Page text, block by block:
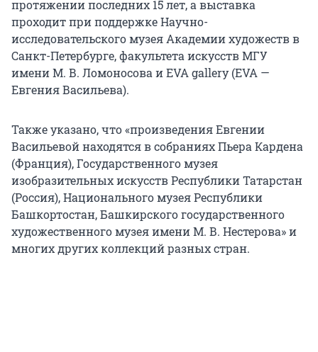
протяжении последних 15 лет, а выставка
проходит при поддержке Научно-
исследовательского музея Академии художеств в
Санкт-Петербурге, факультета искусств МГУ
имениМ. В. Ломоносова и EVA gallery (EVA —
Евгения Васильева).
Также указано, что «произведения Евгении
Васильевой находятся в собраниях Пьера Кардена
(Франция), Государственного музея
изобразительных искусств Республики Татарстан
(Россия), Национального музея Республики
Башкортостан, Башкирского государственного
художественного музея имениМ. В. Нестерова» и
многих других коллекций разных стран.